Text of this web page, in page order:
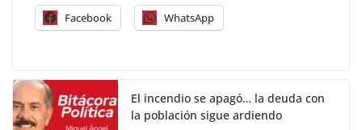
Facebook WhatsApp
El incendio se apagó… la deuda con
la población sigue ardiendo